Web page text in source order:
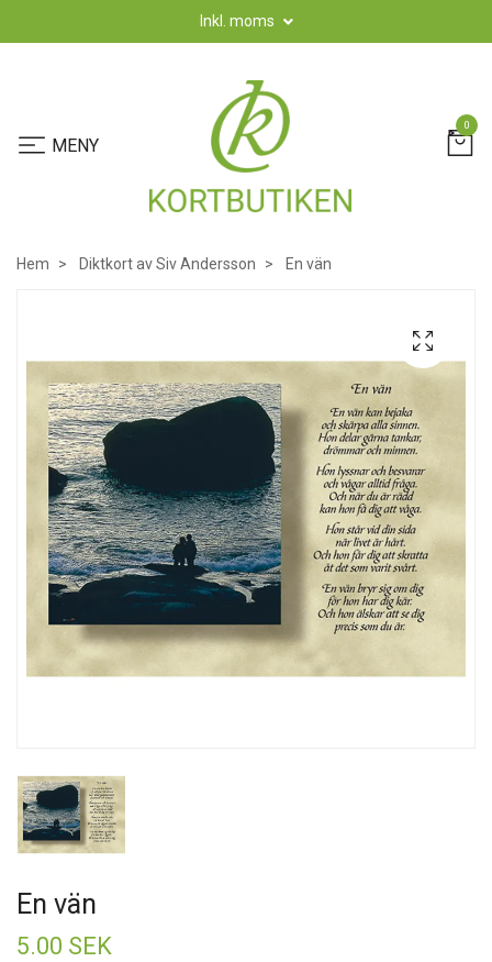
Inkl. moms
0
Hem Diktkort av Siv Andersson En vän
En vän
5.00 SEK